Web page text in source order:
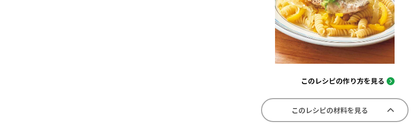
このレシピの作り方を見る
このレシピの材料を見る